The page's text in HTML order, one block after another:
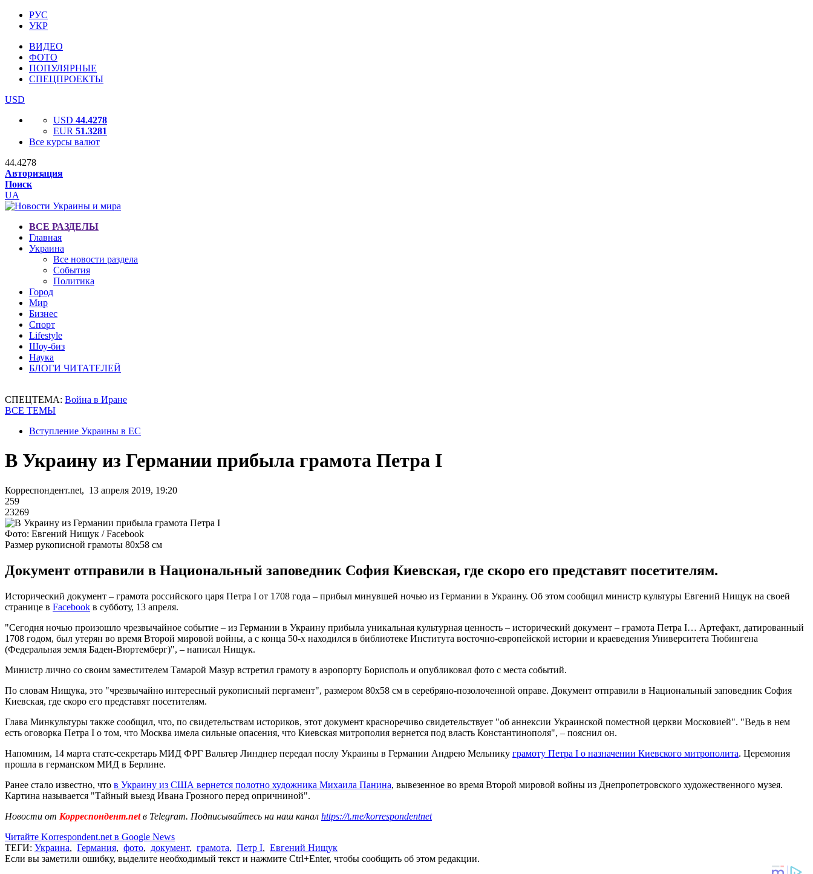
РУС
УКР
ВИДЕО
ФОТО
ПОПУЛЯРНЫЕ
СПЕЦПРОЕКТЫ
USD
USD 44.4278
EUR 51.3281
Все курсы валют
44.4278
Авторизация
Поиск
UA
ВСЕ РАЗДЕЛЫ
Главная
Украина
Все новости раздела
События
Политика
Город
Мир
Бизнес
Спорт
Lifestyle
Шоу-биз
Наука
БЛОГИ ЧИТАТЕЛЕЙ
СПЕЦТЕМА: Война в Иране
ВСЕ ТЕМЫ
Вступление Украины в ЕС
В Украину из Германии прибыла грамота Петра I
Корреспондент.net, 13 апреля 2019, 19:20
259
23269
Фото: Евгений Нищук / Facebook
Размер рукописной грамоты 80х58 см
Документ отправили в Национальный заповедник София Киевская, где скоро его представят посетителям.
Исторический документ – грамота российского царя Петра I от 1708 года – прибыл минувшей ночью из Германии в Украину. Об этом сообщил министр культуры Евгений Нищук на своей
странице в Facebook в субботу, 13 апреля.
"Сегодня ночью произошло чрезвычайное событие – из Германии в Украину прибыла уникальная культурная ценность – исторический документ – грамота Петра I… Артефакт, датированный
1708 годом, был утерян во время Второй мировой войны, а с конца 50-х находился в библиотеке Института восточно-европейской истории и краеведения Университета Тюбингена
(Федеральная земля Баден-Вюртемберг)", – написал Нищук.
Министр лично со своим заместителем Тамарой Мазур встретил грамоту в аэропорту Борисполь и опубликовал фото с места событий.
По словам Нищука, это "чрезвычайно интересный рукописный пергамент", размером 80х58 см в серебряно-позолоченной оправе. Документ отправили в Национальный заповедник София
Киевская, где скоро его представят посетителям.
Глава Минкультуры также сообщил, что, по свидетельствам историков, этот документ красноречиво свидетельствует "об аннексии Украинской поместной церкви Московией". "Ведь в нем
есть оговорка Петра I о том, что Москва имела сильные опасения, что Киевская митрополия вернется под власть Константинополя", – пояснил он.
Напомним, 14 марта статс-секретарь МИД ФРГ Вальтер Линднер передал послу Украины в Германии Андрею Мельнику грамоту Петра I о назначении Киевского митрополита. Церемония
прошла в германском МИД в Берлине.
Ранее стало известно, что в Украину из США вернется полотно художника Михаила Панина, вывезенное во время Второй мировой войны из Днепропетровского художественного музея.
Картина называется "Тайный выезд Ивана Грозного перед опричниной".
Новости от Корреспондент.netв Telegram. Подписывайтесь на наш канал https://t.me/korrespondentnet
Читайте Korrespondent.net в Google News
ТЕГИ: Украина, Германия, фото, документ, грамота, Петр I, Евгений Нищук
Если вы заметили ошибку, выделите необходимый текст и нажмите Ctrl+Enter, чтобы сообщить об этом редакции.